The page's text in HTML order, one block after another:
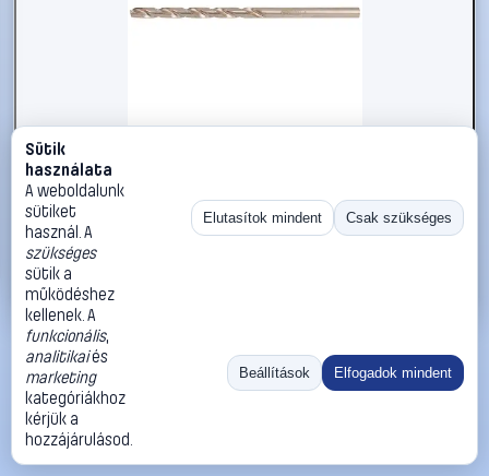
#2696393
KS Tools 9629619 962.9619 Spirálfúró 19 mm 1 db
KS Tools
155 990 Ft
Kosárba
«
Méret:
Rendezés:
©2026
ThermoScope
Cégbemutató
Sütik
használata
A weboldalunk
sütiket
használ. A
szükséges
sütik a
működéshez
kellenek. A
funkcionális,
analitikaiés
marketing
kategóriákhoz
kérjük a
hozzájárulásod.
Elutasítok mindent Csak szükséges
Beállítások Elfogadok mindent